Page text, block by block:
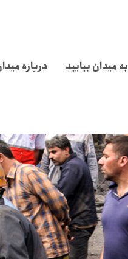
به میدان بیایید درباره